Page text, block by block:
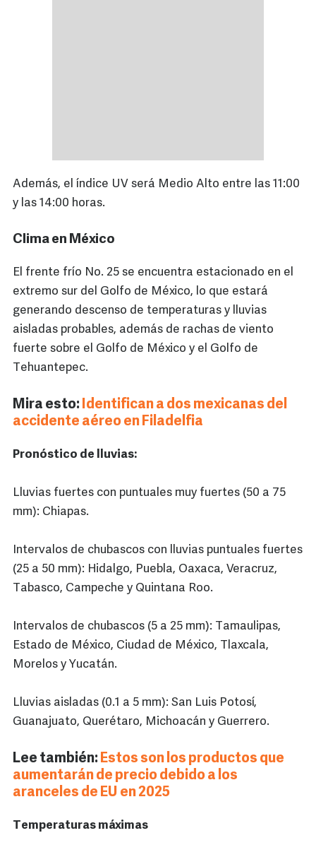
Además, el índice UV será Medio Alto entre las 11:00
y las 14:00 horas.
Clima en México
El frente frío No. 25 se encuentra estacionado en el
extremo sur del Golfo de México, lo que estará
generando descenso de temperaturas y lluvias
aisladas probables, además de rachas de viento
fuerte sobre el Golfo de México y el Golfo de
Tehuantepec.
Mira esto: Identifican a dos mexicanas del
accidente aéreo en Filadelfia
Pronóstico de lluvias:
Lluvias fuertes con puntuales muy fuertes (50 a 75
mm): Chiapas.
Intervalos de chubascos con lluvias puntuales fuertes
(25 a 50 mm): Hidalgo, Puebla, Oaxaca, Veracruz,
Tabasco, Campeche y Quintana Roo.
Intervalos de chubascos (5 a 25 mm): Tamaulipas,
Estado de México, Ciudad de México, Tlaxcala,
Morelos y Yucatán.
Lluvias aisladas (0.1 a 5 mm): San Luis Potosí,
Guanajuato, Querétaro, Michoacán y Guerrero.
Lee también: Estos son los productos que
aumentarán de precio debido a los
aranceles de EU en 2025
Temperaturas máximas